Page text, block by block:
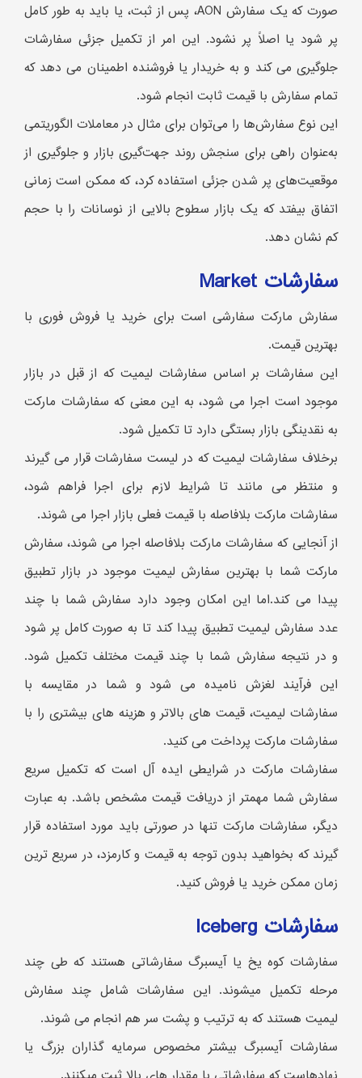
صورت که یک سفارش AON، پس از ثبت، یا باید به طور کامل
پر شود یا اصلاً پر نشود. این امر از تکمیل جزئی سفارشات
جلوگیری می کند و به خریدار یا فروشنده اطمینان می دهد که
تمام سفارش با قیمت ثابت انجام شود.
این نوع سفارش‌ها را می‌توان برای مثال در معاملات الگوریتمی
به‌عنوان راهی برای سنجش روند جهت‌گیری بازار و جلوگیری از
موقعیت‌های پر شدن جزئی استفاده کرد، که ممکن است زمانی
اتفاق بیفتد که یک بازار سطوح بالایی از نوسانات را با حجم
کم نشان دهد.
سفارشات Market
سفارش مارکت سفارشی است برای خرید یا فروش فوری با
بهترین قیمت.
این سفارشات بر اساس سفارشات لیمیت که از قبل در بازار
موجود است اجرا می شود، به این معنی که سفارشات مارکت
به نقدینگی بازار بستگی دارد تا تکمیل شود.
برخلاف سفارشات لیمیت که در لیست سفارشات قرار می گیرند
و منتظر می مانند تا شرایط لازم برای اجرا فراهم شود،
سفارشات مارکت بلافاصله با قیمت فعلی بازار اجرا می شوند.
از آنجایی که سفارشات مارکت بلافاصله اجرا می شوند، سفارش
مارکت شما با بهترین سفارش لیمیت موجود در بازار تطبیق
پیدا می کند.اما این امکان وجود دارد سفارش شما با چند
عدد سفارش لیمیت تطبیق پیدا کند تا به صورت کامل پر شود
و در نتیجه سفارش شما با چند قیمت مختلف تکمیل شود.
این فرآیند لغزش نامیده می شود و شما در مقایسه با
سفارشات لیمیت، قیمت های بالاتر و هزینه های بیشتری را با
سفارشات مارکت پرداخت می کنید.
سفارشات مارکت در شرایطی ایده آل است که تکمیل سریع
سفارش شما مهمتر از دریافت قیمت مشخص باشد. به عبارت
دیگر، سفارشات مارکت تنها در صورتی باید مورد استفاده قرار
گیرند که بخواهید بدون توجه به قیمت و کارمزد، در سریع ترین
زمان ممکن خرید یا فروش کنید.
سفارشات Iceberg
سفارشات کوه یخ یا آیسبرگ سفارشاتی هستند که طی چند
مرحله تکمیل میشوند. این سفارشات شامل چند سفارش
لیمیت هستند که به ترتیب و پشت سر هم انجام می شوند.
سفارشات آیسبرگ بیشتر مخصوص سرمایه گذاران بزرگ یا